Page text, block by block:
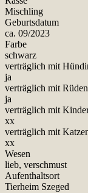
Mischling
Geburtsdatum
ca. 09/2023
Farbe
schwarz
verträglich mit
ja
verträglich mit Rüden
ja
verträglich mit
xx
verträglich mit
xx
Wesen
lieb, verschmust
Aufenthaltsort
Tierheim Szeged